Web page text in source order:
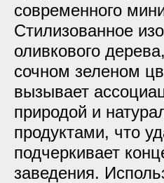
современного
Стилизованное
оливкового
сочном зеленом
вызывает
природой и
продуктами, что
подчеркивает
заведения.